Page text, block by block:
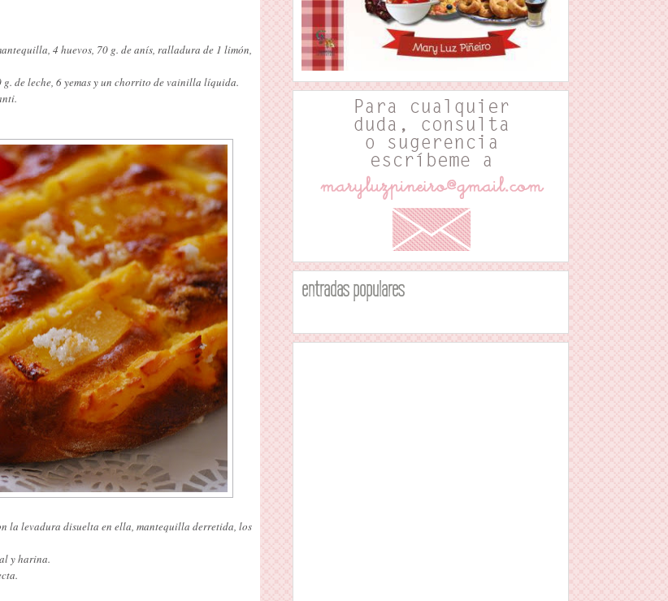
4 huevos, 70 g. de anís, ralladura de 1 limón,
de leche, 6 yemas y un chorrito de vainilla líquida.
la levadura disuelta en ella, mantequilla derretida, los
y harina.
entradas populares